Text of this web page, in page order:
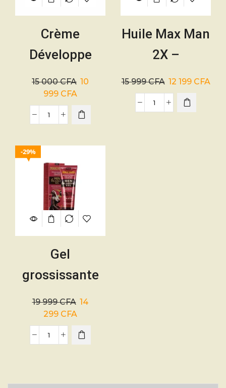
Crème
Développe
Sexe 50g
15 000CFA 10
999 CFA
Huile Max Man
2X –
Agrandissement
du Pénis –
30ml
15 999CFA 12 199 CFA
29%
Gel
grossissante
Max Men du
Pénis – 50ml
19 999CFA 14
299 CFA